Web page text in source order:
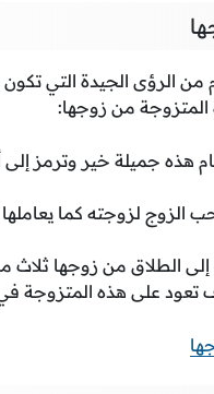
الرؤى الجيدة التي تكون
المتزوجة من زوجها:
هذه جميلة خير وترمز
الزوج لزوجته كما
الطلاق من زوجها
على هذه المتزوجة في